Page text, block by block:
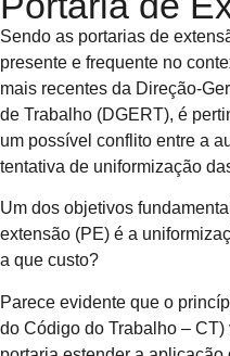
Sendo as portarias de
presente e frequente no
mais recentes da Direção-
de Trabalho (DGERT), é
um possível conflito entre a
tentativa de uniformização
Um dos objetivos
extensão (PE) é a
a que custo?
Parece evidente que o
do Código do Trabalho –